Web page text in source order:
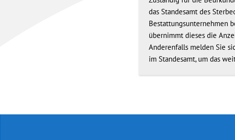
das Standesamt des
Bestattungsunternehmen
übernimmt dieses die
Anderenfalls melden Sie
im Standesamt, um das